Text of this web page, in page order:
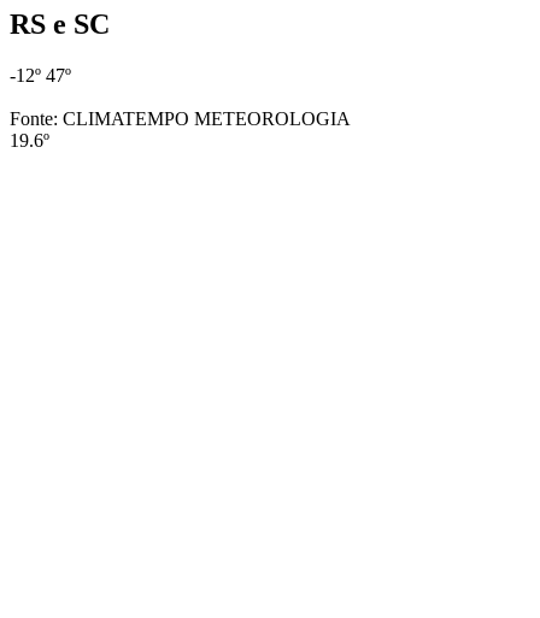
RS e SC
-12º 47º
Fonte: CLIMATEMPO METEOROLOGIA
19.6º